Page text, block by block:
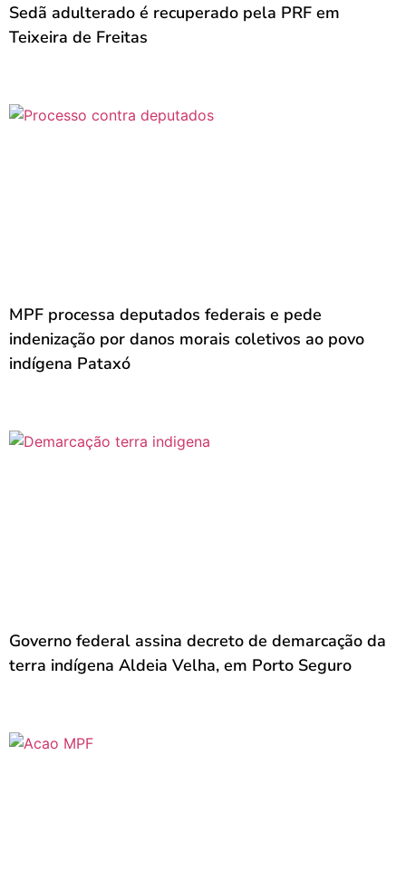
Sedã adulterado é recuperado pela PRF em
Teixeira de Freitas
MPF processa deputados federais e pede
indenização por danos morais coletivos ao povo
indígena Pataxó
Governo federal assina decreto de demarcação da
terra indígena Aldeia Velha, em Porto Seguro